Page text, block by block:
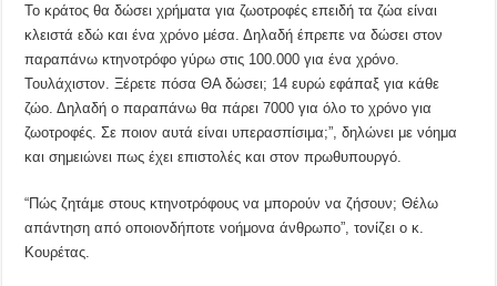
Το κράτος θα δώσει χρήματα για ζωοτροφές επειδή τα ζώα είναι
κλειστά εδώ και ένα χρόνο μέσα. Δηλαδή έπρεπε να δώσει στον
παραπάνω κτηνοτρόφο γύρω στις 100.000 για ένα χρόνο.
Τουλάχιστον. Ξέρετε πόσα ΘΑ δώσει; 14 ευρώ εφάπαξ για κάθε
ζώο. Δηλαδή ο παραπάνω θα πάρει 7000 για όλο το χρόνο για
ζωοτροφές. Σε ποιον αυτά είναι υπερασπίσιμα;”, δηλώνει με νόημα
και σημειώνει πως έχει επιστολές και στον πρωθυπουργό.
“Πώς ζητάμε στους κτηνοτρόφους να μπορούν να ζήσουν; Θέλω
απάντηση από οποιονδήποτε νοήμονα άνθρωπο”, τονίζει ο κ.
Κουρέτας.